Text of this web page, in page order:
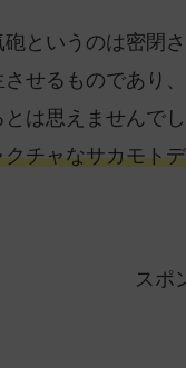
砲というのは密閉
せるものであり
とは思えませんで
チャなサカモト
スポ